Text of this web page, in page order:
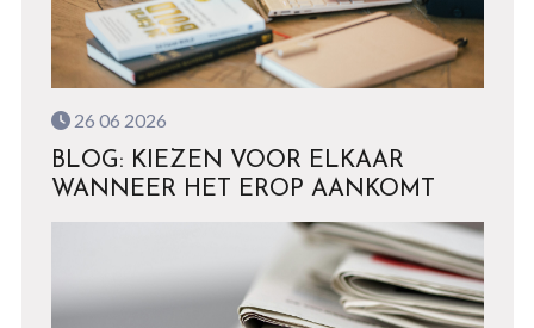
26 06 2026
BLOG: KIEZEN VOOR ELKAAR
WANNEER HET EROP AANKOMT